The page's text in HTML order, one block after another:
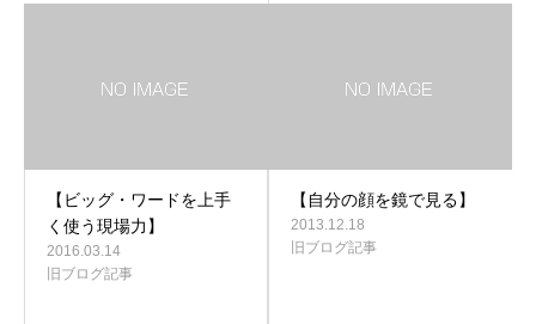
【ビッグ・ワードを上手
く使う現場力】
2016.03.14
旧ブログ記事
【自分の顔を鏡で見る】
2013.12.18
旧ブログ記事